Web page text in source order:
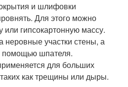
и шлифовки
Для этого можно
или гипсокартонную массу.
неровные участки стены, а
помощью шпателя.
для больших
как трещины или дыры.